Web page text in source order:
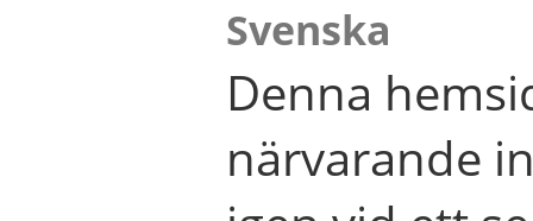
Svenska
Denna
närvarande